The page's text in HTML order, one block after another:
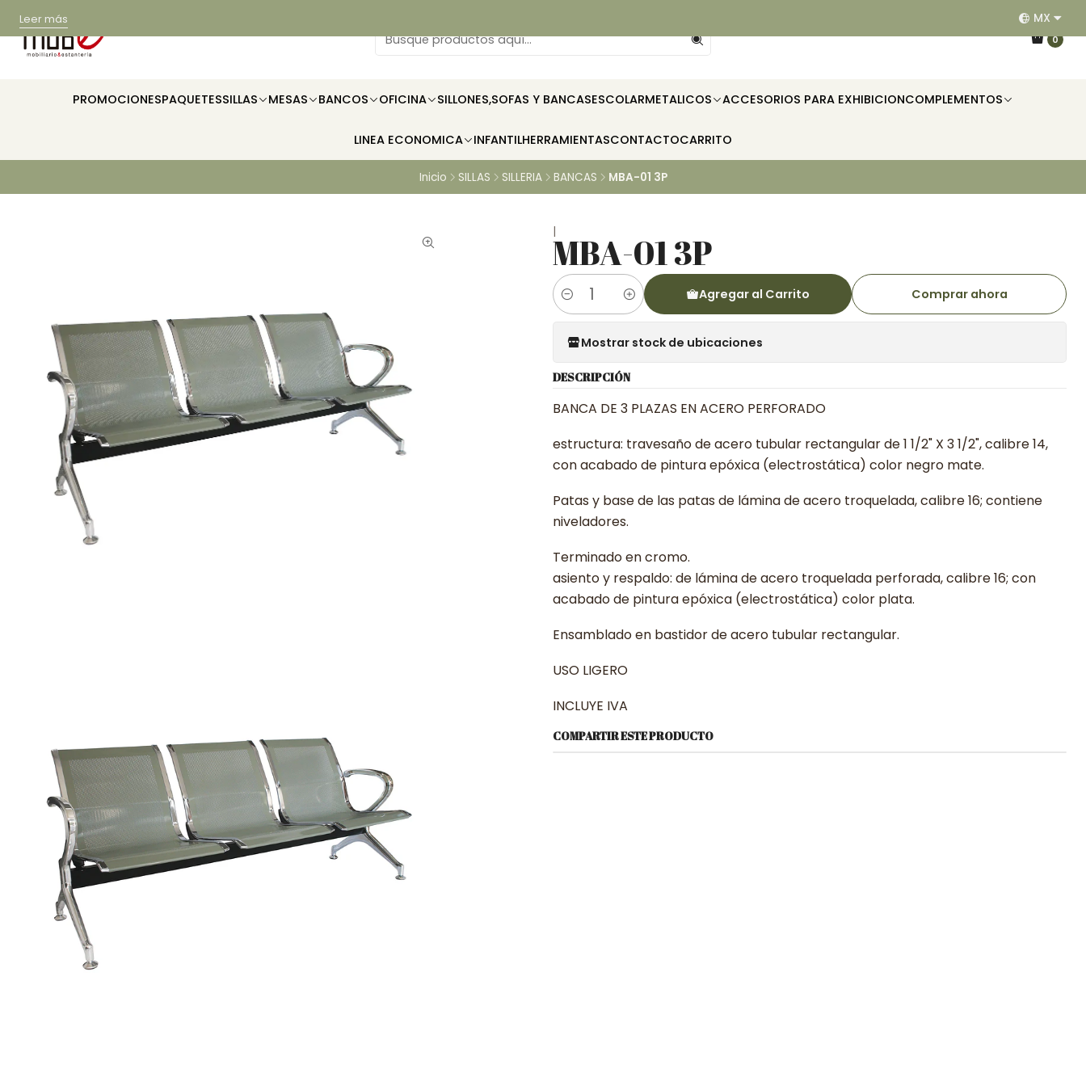
0
PROMOCIONESPAQUETESSILLAS MESAS BANCOS OFICINA SILLONES,SOFAS Y BANCASESCOLARMETALICOS ACCESORIOS PARA EXHIBICIONCOMPLEMENTOS
LINEA ECONOMICA INFANTILHERRAMIENTASCONTACTOCARRITO
Leer más EQUIPAMOS RESTAURANTES, HOTELES, OFICINAS E
MX
Inicio SILLAS SILLERIA BANCAS MBA-01 3P
|MBA-01 3P
Cantidad
Agregar al Carrito Comprar ahora
Mostrar stock de ubicaciones
DESCRIPCIÓN
BANCA DE 3 PLAZAS EN ACERO PERFORADO
estructura: travesaño de acero tubular rectangular de 1 1/2" X 3 1/2", calibre 14,
con acabado de pintura epóxica (electrostática) color negro mate.
Patas y base de las patas de lámina de acero troquelada, calibre 16; contiene
niveladores.
Terminado en cromo.
asiento y respaldo: de lámina de acero troquelada perforada, calibre 16; con
acabado de pintura epóxica (electrostática) color plata.
Ensamblado en bastidor de acero tubular rectangular.
USO LIGERO
INCLUYE IVA
COMPARTIR ESTE PRODUCTO